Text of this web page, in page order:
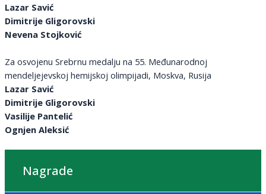
Nagrade
Lazar Savić
Dimitrije Gligorovski
Nevena Stojković
Za osvojenu Srebrnu medalju na 55. Međunarodnoj
mendeljejevskoj hemijskoj olimpijadi, Moskva, Rusija
Lazar Savić
Dimitrije Gligorovski
Vasilije Pantelić
Ognjen Aleksić